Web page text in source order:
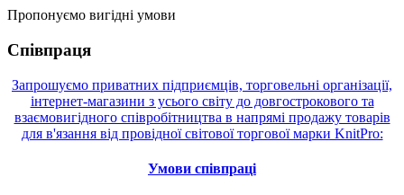
Пропонуємо вигідні умови
Співпраця
Запрошуємо приватних підприємців, торговельні організації,
інтернет-магазини з усього світу до довгострокового та
взаємовигідного співробітництва в напрямі продажу товарів
для в'язання від провідної світової торгової марки KnitPro:
Умови співпраці